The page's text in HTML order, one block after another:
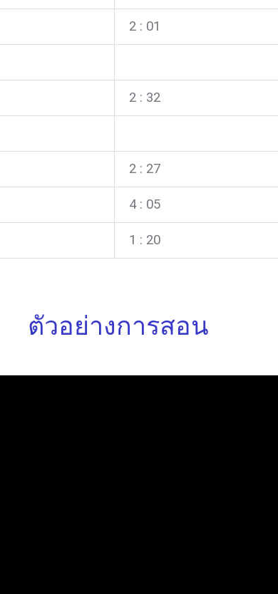
2 : 01
2: 32
2 : 27
4 : 05
1 : 20
ตัวอย่างการสอน